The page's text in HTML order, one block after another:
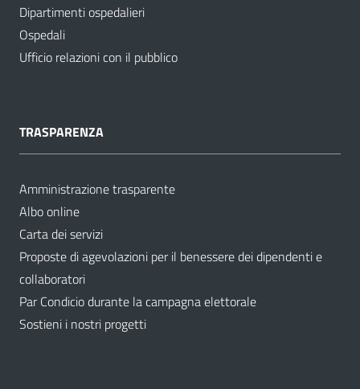
Dipartimenti ospedalieri
Ospedali
Ufficio relazioni con il pubblico
TRASPARENZA
Amministrazione trasparente
Albo online
Carta dei servizi
Proposte di agevolazioni per il benessere dei dipendenti e
collaboratori
Par Condicio durante la campagna elettorale
Sostieni i nostri progetti